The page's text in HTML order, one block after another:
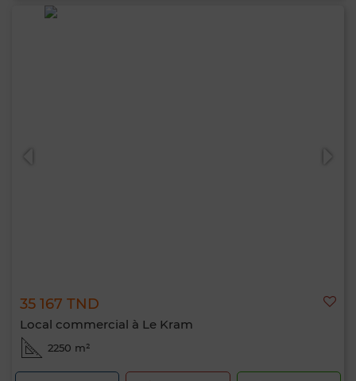
35 167 TND
Local commercial à Le Kram
2250 m²